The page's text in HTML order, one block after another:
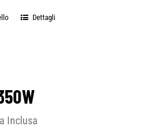
Dettagli
Inclusa